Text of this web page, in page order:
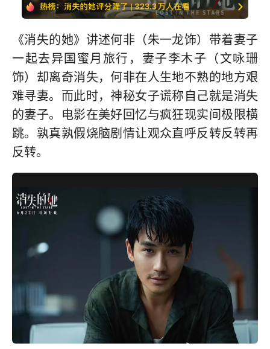
《消失的她》讲述何非（朱一龙饰）带着妻子
一起去异国蜜月旅行，妻子李木子（文咏珊
饰）却离奇消失，何非在人生地不熟的地方艰
难寻妻。而此时，神秘女子谎称自己就是消失
的妻子。电影在美好回忆与疯狂现实间极限横
跳。孰真孰假烧脑剧情让观众直呼反转反转再
反转。